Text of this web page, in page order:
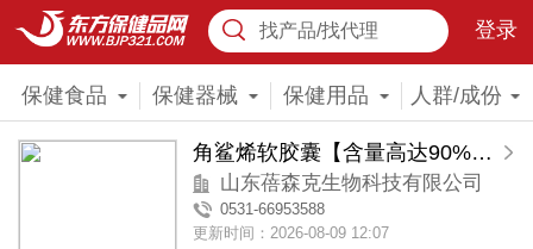
找产品/找代理 登录
保健食品 保健器械 保健用品 人群/成份
角鲨烯软胶囊【含量高达90%】礼盒装
山东蓓森克生物科技有限公司
0531-66953588
更新时间：2026-08-09 12:07